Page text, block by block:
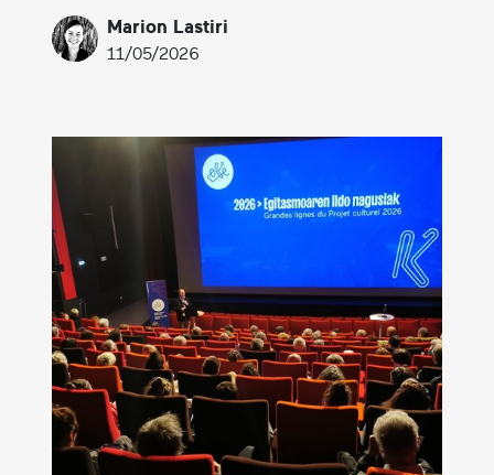
Marion Lastiri
11/05/2026